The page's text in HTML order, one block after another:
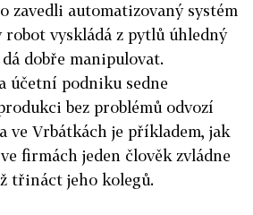
zavedli automatizovaný systém
robot vyskládá z pytlů úhledný
dobře manipulovat.
účetní podniku sedne
bez problémů odvozí
ve Vrbátkách je příkladem, jak
firmách jeden člověk zvládne
třináct jeho kolegů.